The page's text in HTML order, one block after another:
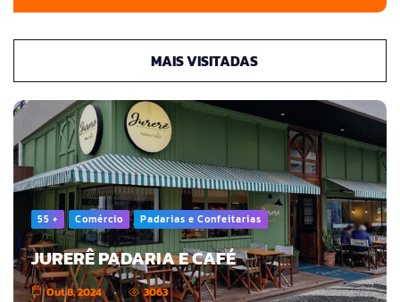
MAIS VISITADAS
55 + Comércio Padarias e Confeitarias
JURERÊ PADARIA E CAFÉ
Out 8, 2024 3063